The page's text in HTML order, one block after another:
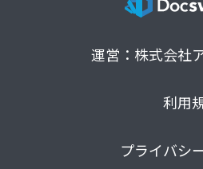
運営：株式会社
利用
プライバシ